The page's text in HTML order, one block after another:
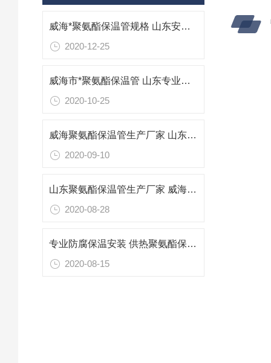
威海*聚氨酯保温管规格 山东安装聚氨酯保温管工程
2020-12-25
威海市*聚氨酯保温管 山东专业防腐保温材料
2020-10-25
威海聚氨酯保温管生产厂家 山东威海保温管报价
2020-09-10
山东聚氨酯保温管生产厂家 威海专业防腐保温材料
2020-08-28
专业防腐保温安装 供热聚氨酯保温管威海厂家
2020-08-15